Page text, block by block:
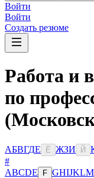
Войти
Войти
Создать резюме
Работа и
по
АБВГДЕ Ё ЖЗИ Й
#
ABCDE F GHIJKLM